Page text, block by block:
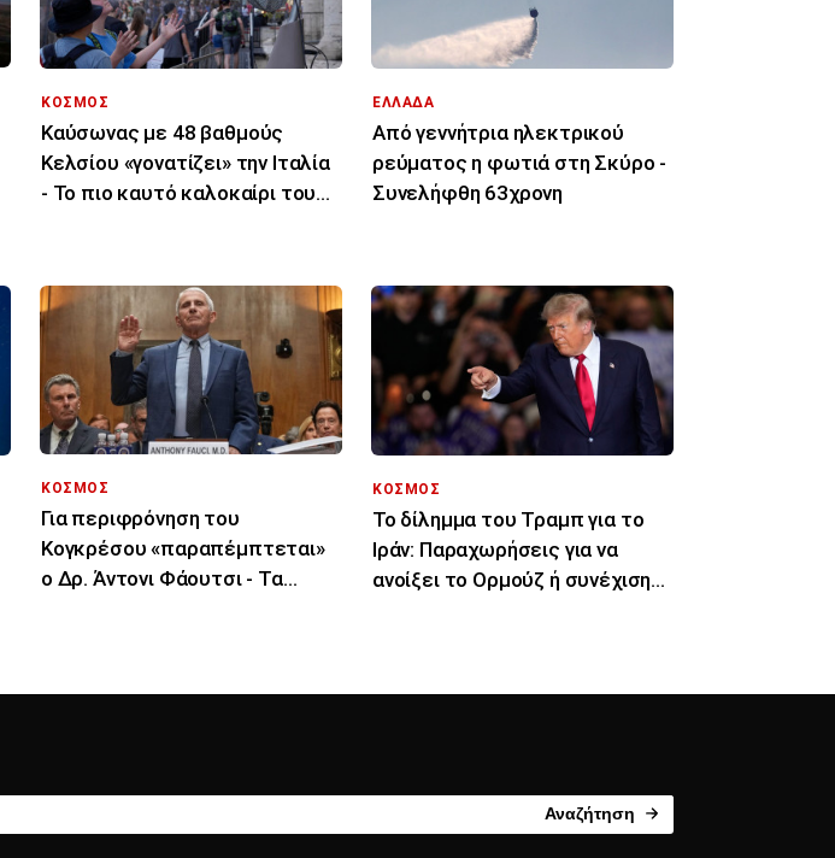
ΚΟΣΜΟΣ
Καύσωνας με 48 βαθμούς
Κελσίου «γονατίζει» την Ιταλία
- Το πιο καυτό καλοκαίρι του
ΕΛΛΑΔΑ
Από γεννήτρια ηλεκτρικού
ρεύματος η φωτιά στη Σκύρο -
Συνελήφθη 63χρονη
ΚΟΣΜΟΣ
Για περιφρόνηση του
Κογκρέσου «παραπέμπτεται»
ο Δρ. Άντονι Φάουτσι - Τα
ΚΟΣΜΟΣ
Το δίλημμα του Τραμπ για το
Ιράν: Παραχωρήσεις για να
ανοίξει το Ορμούζ ή συνέχιση
Αναζήτηση